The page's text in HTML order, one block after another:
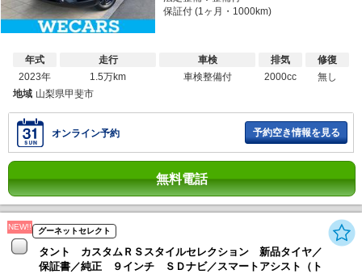
保証付 (1ヶ月・1000km)
年式
2023年
走行
1.5万km
車検
車検整備付
排気
2000cc
修復
無し
地域 山梨県甲斐市
オンライン予約 予約空き情報を見る
無料電話
NEW!! グーネットセレクト
タント カスタムＲＳスタイルセレクション 新品タイヤ／
保証書／純正 ９インチ ＳＤナビ／スマートアシスト（ト